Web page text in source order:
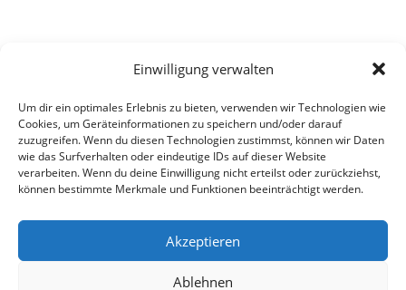
Einwilligung verwalten
Um dir ein optimales Erlebnis zu bieten, verwenden wir Technologien wie
Cookies, um Geräteinformationen zu speichern und/oder darauf
zuzugreifen. Wenn du diesen Technologien zustimmst, können wir Daten
wie das Surfverhalten oder eindeutige IDs auf dieser Website
verarbeiten. Wenn du deine Einwilligung nicht erteilst oder zurückziehst,
können bestimmte Merkmale und Funktionen beeinträchtigt werden.
Akzeptieren
Ablehnen
Alle Rechte vorbehalten - Sarah Kailer